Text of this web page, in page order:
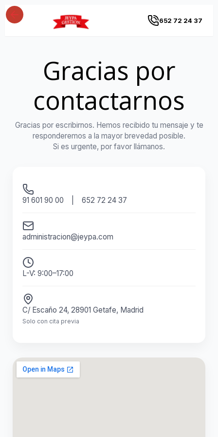
652 72 24 37
Gracias por
contactarnos
Gracias por escribirnos. Hemos recibido tu mensaje y te
responderemos a la mayor brevedad posible.
Si es urgente, por favor llámanos.
91 601 90 00 | 652 72 24 37
administracion@jeypa.com
L-V: 9:00–17:00
C/ Escaño 24, 28901 Getafe, Madrid
Solo con cita previa